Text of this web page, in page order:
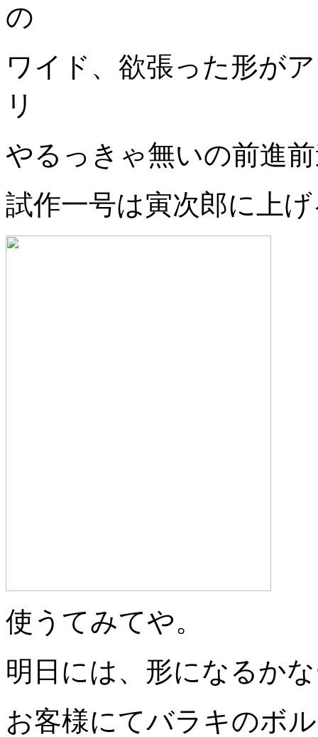
の
ワイド、欲張った形が
リ
やるっきゃ無いの前進
試作一号は寅次郎に上
使うてみてや。
明日には、形になるか
お客様にてバラキのボ